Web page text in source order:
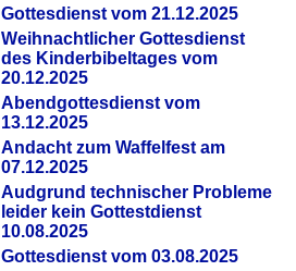
Gottesdienst vom 21.12.2025
Weihnachtlicher Gottesdienst
des Kinderbibeltages vom
20.12.2025
Abendgottesdienst vom
13.12.2025
Andacht zum Waffelfest am
07.12.2025
Audgrund technischer Probleme
leider kein Gottestdienst
10.08.2025
Gottesdienst vom 03.08.2025